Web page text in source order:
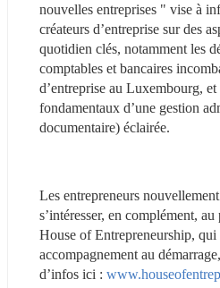
nouvelles entreprises " vise à
créateurs d’entreprise sur des
quotidien clés, notamment les
comptables et bancaires
d’entreprise au Luxembourg,
fondamentaux d’une gestion
documentaire) éclairée.
Les entrepreneurs
s’intéresser, en complément,
House of Entrepreneurship, qui
accompagnement au
d’infos ici :